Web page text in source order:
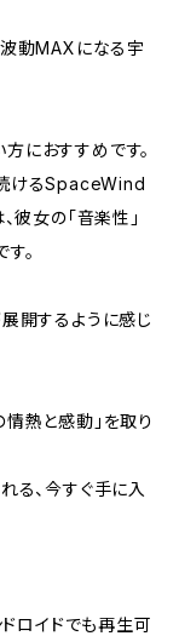
波動MAXになる宇
におすすめです。
けるSpaceWind
彼女の「音楽性」
。
開するように感じ
熱と感動」を取り
る、今すぐ手に入
ロイドでも再生可